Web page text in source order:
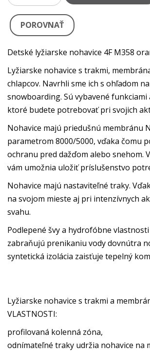
POROVNAŤ
Detské lyžiarske nohavice 4F M358
Lyžiarske nohavice s trakmi,
chlapcov. Navrhli sme ich s ohľadom
snowboarding. Sú vybavené
ktoré budete potrebovať pri svojich
Nohavice majú priedušnú membránu
parametrom 8000/5000, vďaka čomu
ochranu pred dažďom alebo snehom.
vám umožnia uložiť príslušenstvo
Nohavice majú nastaviteľné traky.
na svojom mieste aj pri intenzívnych
svahu.
Podlepené švy a hydrofóbne
zabraňujú prenikaniu vody dovnútra
syntetická izolácia zaisťuje tepelný
Lyžiarske nohavice s trakmi a
VLASTNOSTI:
profilovaná kolenná zóna,
odnímateľné traky udržia nohavice na